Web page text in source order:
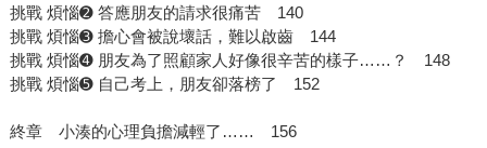
挑戰 煩惱➋ 答應朋友的請求很痛苦 140
挑戰 煩惱➌ 擔心會被說壞話，難以啟齒 144
挑戰 煩惱➍ 朋友為了照顧家人好像很辛苦的樣子……？ 148
挑戰 煩惱➎ 自己考上，朋友卻落榜了 152
終章 小湊的心理負擔減輕了…… 156